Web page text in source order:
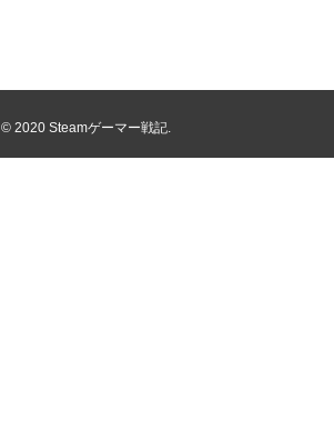
© 2020 Steamゲーマー戦記.